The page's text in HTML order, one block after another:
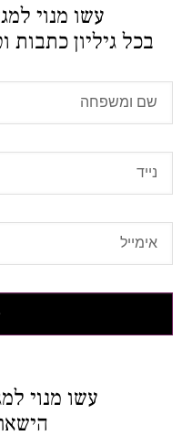
עשו מנוי
בכל גיליון כתבות
עשו מנוי